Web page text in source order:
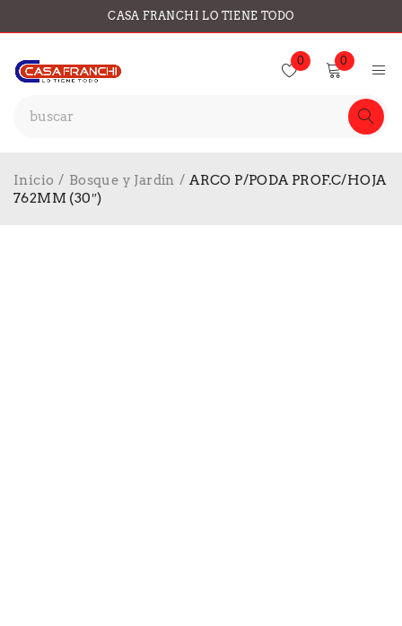
CASA FRANCHI LO TIENE TODO
0 0
Inicio / Bosque y Jardín / ARCO P/PODA PROF.C/HOJA
762MM (30″)